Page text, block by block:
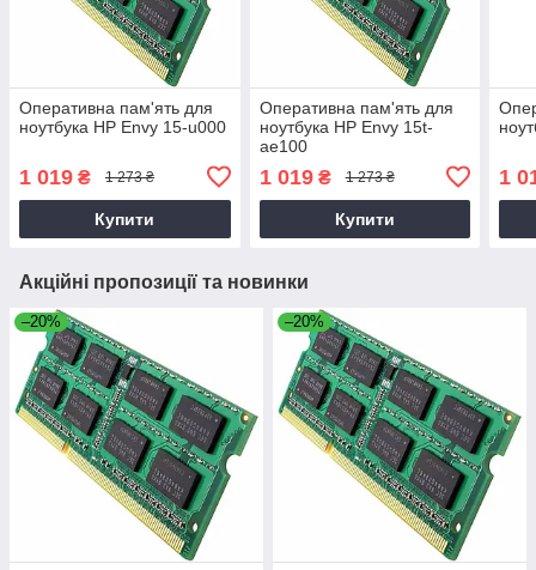
Оперативна пам'ять для
ноутбука HP Envy 15-u000
1 019 ₴ 1 273 ₴
Купити
Оперативна пам'ять для
ноутбука HP Envy 15t-
ae100
1 019₴ 1 273 ₴
Купити
1
Акційні пропозиції та новинки
–20% –20%